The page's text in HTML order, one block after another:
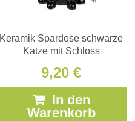
Keramik Spardose schwarze
Katze mit Schloss
9,20 €
In den
Warenkorb